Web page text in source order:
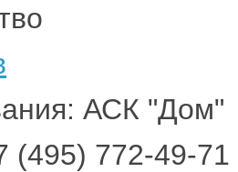
АСК "Дом"
(495) 772-49-71